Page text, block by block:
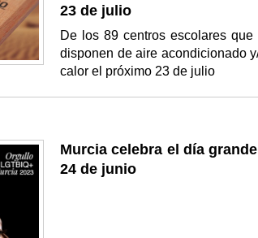
23 de julio
De los 89 centros escolares
disponen de aire acondicionado
calor el próximo 23 de julio
Murcia celebra el día
24 de junio